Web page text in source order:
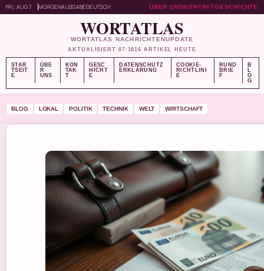
FRI, AUG 7 MORGENAUSGABEDEUTSCH ÜBER UNSKONTAKTGESCHICHTE
WORTATLAS
WORTATLAS NACHRICHTENUPDATE
AKTUALISIERT 07:1816 ARTIKEL HEUTE
STAR
TSEIT
E
ÜBE
R
UNS
KON
TAK
T
GESC
HICHT
E
DATENSCHUTZ
ERKLÄRUNG
COOKIE-
RICHTLINI
E
RUND
BRIE
F
B
L
O
G
BLOG LOKAL POLITIK TECHNIK WELT WIRTSCHAFT